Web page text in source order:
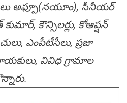
అఫ్పూ(న‌యూం), సీనీయ‌ర్
కౌన్సిల‌ర్లు, కోఆప్ష‌న్
ఎంపీటీసీలు, ప్ర‌జా
వివిధ గ్రామాల